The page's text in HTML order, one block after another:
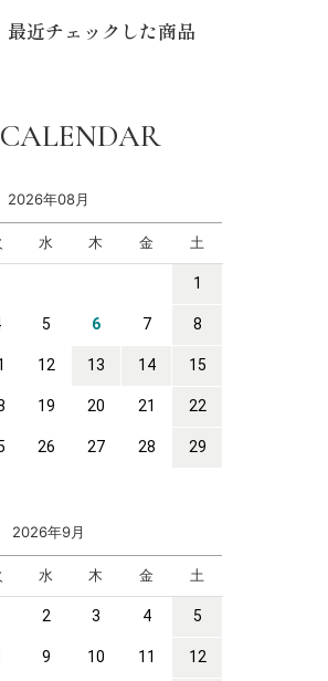
最近チェックした商品
CALENDAR